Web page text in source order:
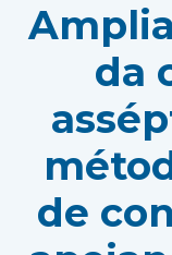
da
de